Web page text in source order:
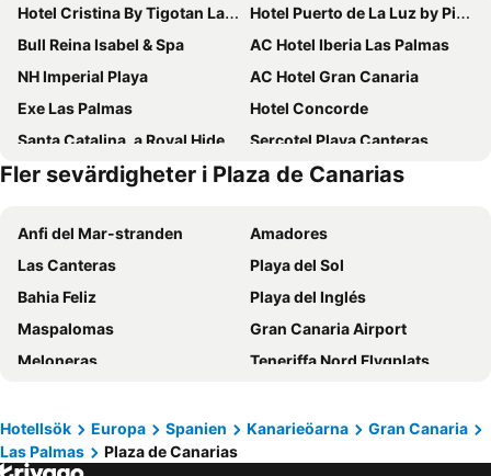
Hotel Cristina By Tigotan Las Palmas - Adults Only +16
Hotel Puerto de La Luz by Pierre & Vacances
Bull Reina Isabel & Spa
AC Hotel Iberia Las Palmas
NH Imperial Playa
AC Hotel Gran Canaria
Exe Las Palmas
Hotel Concorde
Santa Catalina, a Royal Hideaway Hotel
Sercotel Playa Canteras
Crisol Faycan
NH Las Palmas Playa las Canteras
URBANSEA Atlanta
Occidental Las Canteras
Hotel LIVVO Lumm
Hotel Catalina
Catalina Plaza Hotel Sostenible
Sercotel Parque Las Palmas
Apartamentos Tinoca
Bull Astoria
Hotel Aloe Canteras
HD Acuario Lifestyle
Hotel Valencia
Hotel Pujol
Hotel LIVVO Fataga
Fler sevärdigheter i Plaza de Canarias
Anfi del Mar-stranden
Amadores
Las Canteras
Playa del Sol
Bahia Feliz
Playa del Inglés
Maspalomas
Gran Canaria Airport
Meloneras
Teneriffa Nord Flygplats
Aeropuerto Internacional de Gran Canaria
Yumbo centrum
Playa de Mogán
Hotellsök Europa Spanien Kanarieöarna
Gran Canaria
Las Palmas
Plaza de Canarias